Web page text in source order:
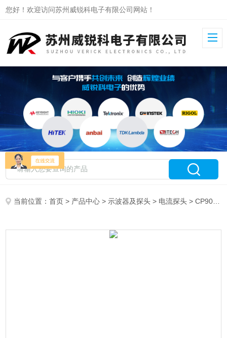
您好！欢迎访问苏州威锐科电子有限公司网站！
当前位置：首页 > 产品中心 > 示波器及探头 > 电流探头 > CP9012LA知用柔性电流探头